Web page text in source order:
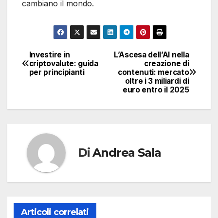
cambiano il mondo.
Navigazione
articoli
L’Ascesa dell’AI nella
creazione di
contenuti: mercato
oltre i 3 miliardi di
euro entro il 2025
Investire in
criptovalute: guida
per principianti
DiAndrea Sala
Articoli correlati